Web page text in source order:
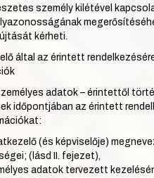
személy kilétével
kérheti.
által az érintett
adatok – érintettől
időpontjában az érintett
(és képviselője)
(lásd II. fejezet),
adatok tervezett